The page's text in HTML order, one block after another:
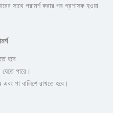
সাথে পরামর্শ করার পর প্রশাসক হওয়া
হবে
পারে।
পা বালিশে রাখতে হবে।